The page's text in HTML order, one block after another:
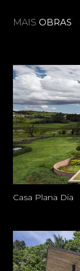
MAISOBRAS
Casa Plana Dia